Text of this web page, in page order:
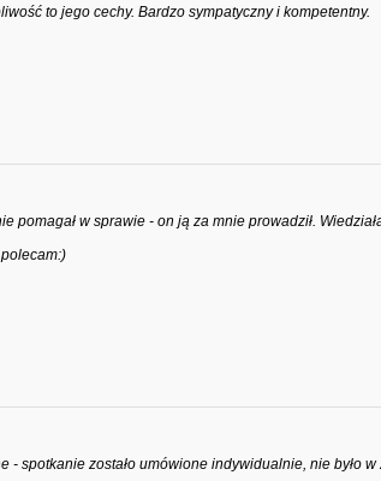
to jego cechy. Bardzo sympatyczny i kompetentny.
pomagał w sprawie - on ją za mnie prowadził.
spotkanie zostało umówione indywidualnie, nie było w